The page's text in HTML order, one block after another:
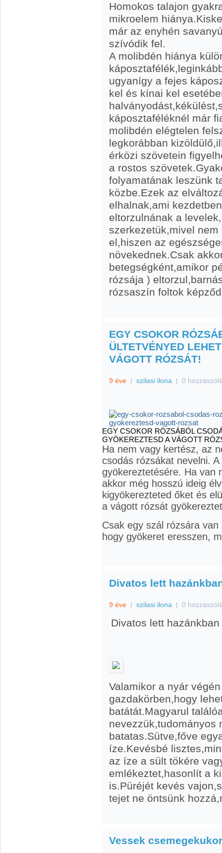
Homokos talajon
mikroelem
már az enyhén
szívódik fel.
A molibdén hiánya
ugyanígy a fejes
kel és kínai kel
káposztaféléknél már
molibdén elégtelen
legkorábban
érközi szövetein
a rostos
folyamatának leszünk
közbe.Ezek az
elhalnak,ami
eltorzulnának a
szerkezetük,mivel
el,hiszen az
növekednek.Csak
betegségként,amikor
rózsája )
rózsaszín foltok
EGY CSOKOR
ÜLTETVÉNYED
VÁGOTT RÓZSÁT!
9 éve | szilasi ilona | 0
EGY CSOKOR RÓZSÁBÓL
GYÖKEREZTESD A VÁGOTT
Ha nem vagy kertész, az
csodás rózsákat nevelni.
gyökereztetésére. Ha van
akkor még hosszú ideig
kigyökerezteted őket és
a vágott rózsát
Csak egy szál rózsára
hogy gyökeret eresszen,
Divatos lett
9 éve | szilasi ilona | 0
Divatos lett
Valamikor a nyár
gazdakörben,hogy
batátát.Magyarul
nevezzük,tudományos
batatas.Sütve,főve
íze.Kevésbé
az íze a sült tökére
emlékeztet,hasonlít a
is.Püréjét kevés
tejet ne öntsünk
Vessek